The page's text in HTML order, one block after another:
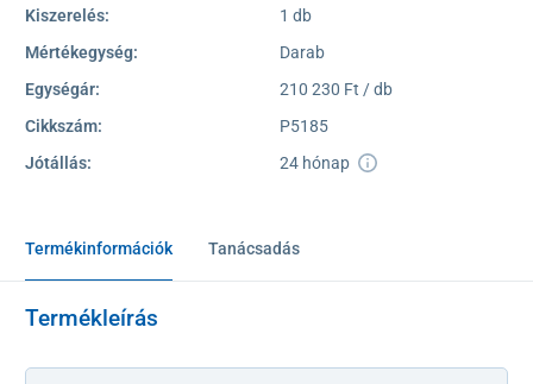
Kiszerelés:
1 db
Mértékegység:
Darab
Egységár:
210 230 Ft / db
Cikkszám:
P5185
Jótállás:
24 hónap
Termékinformációk Tanácsadás
Termékleírás